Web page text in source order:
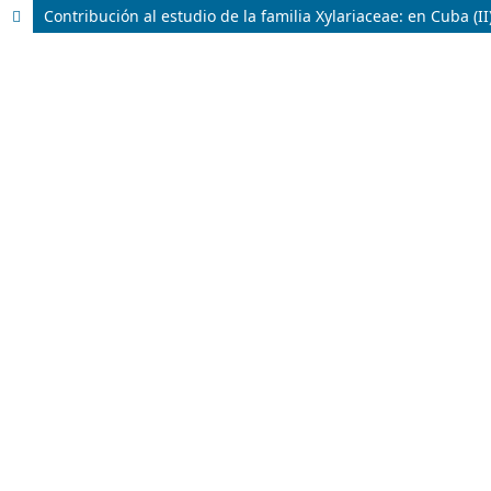
Contribución al estudio de la familia Xylariaceae: en Cuba